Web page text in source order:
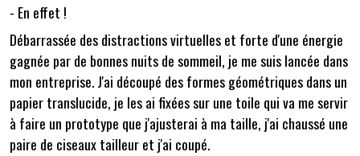
- En effet !
Débarrassée des distractions virtuelles et forte d'une énergie
gagnée par de bonnes nuits de sommeil, je me suis lancée dans
mon entreprise. J'ai découpé des formes géométriques dans un
papier translucide, je les ai fixées sur une toile qui va me servir
à faire un prototype que j'ajusterai à ma taille, j'ai chaussé une
paire de ciseaux tailleur et j'ai coupé.